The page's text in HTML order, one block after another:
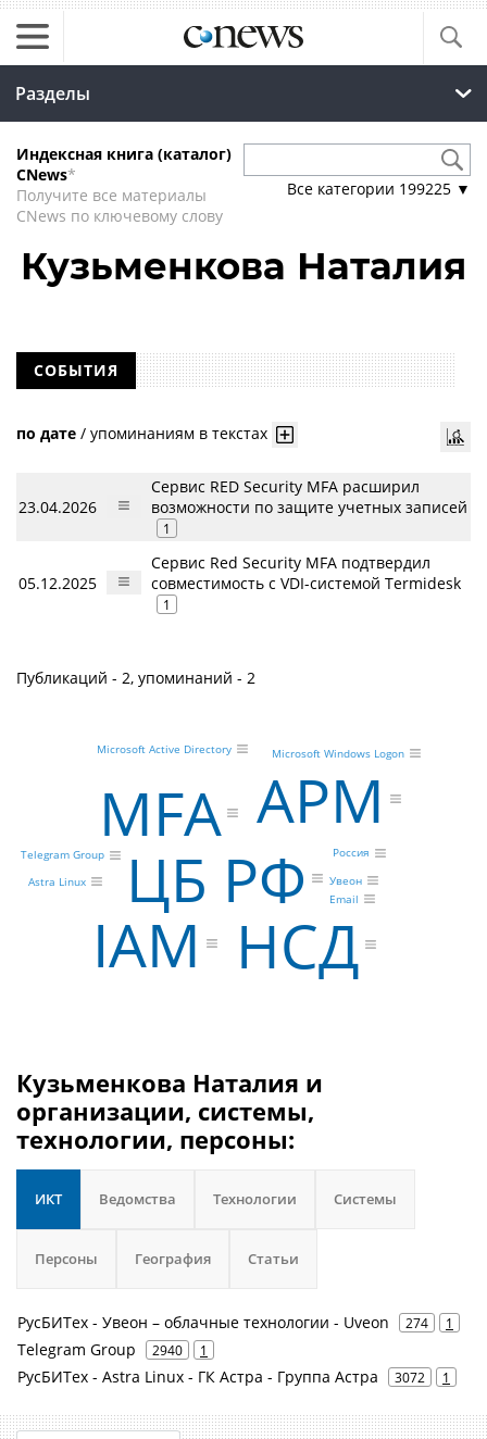
Разделы
Индексная книга (каталог)
CNews*
Получите все материалы
CNews по ключевому слову
Все категории 199225 ▼
Кузьменкова Наталия
СОБЫТИЯ
по дате / упоминаниям в текстах
23.04.2026
Сервис RED Security MFA расширил
возможности по защите учетных записей
1
05.12.2025
Сервис Red Security MFA подтвердил
совместимость с VDI-системой Termidesk
1
Публикаций - 2, упоминаний - 2
ЦБ РФ
АРМ
MFA
IAM НСД
Telegram Group
Astra Linux
Email
Увеон
Microsoft Windows Logon
Microsoft Active Directory
Россия
Кузьменкова Наталия и
организации, системы,
технологии, персоны:
ИКТ Ведомства Технологии Системы
Персоны География Статьи
РусБИТех - Увеон – облачные технологии - Uveon 274 1
Telegram Group 2940 1
РусБИТех - Astra Linux - ГК Астра - Группа Астра 3072 1